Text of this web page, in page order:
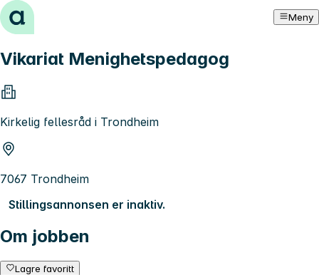
Hopp til innhold Meny
Vikariat Menighetspedagog
Kirkelig fellesråd i Trondheim
7067 Trondheim
Stillingsannonsen er inaktiv.
Om jobben
Lagre favoritt